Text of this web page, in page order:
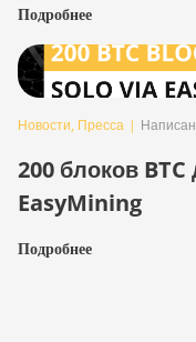
Подробнее
Новости, Пресса |
200 блоков
EasyMining
Подробнее